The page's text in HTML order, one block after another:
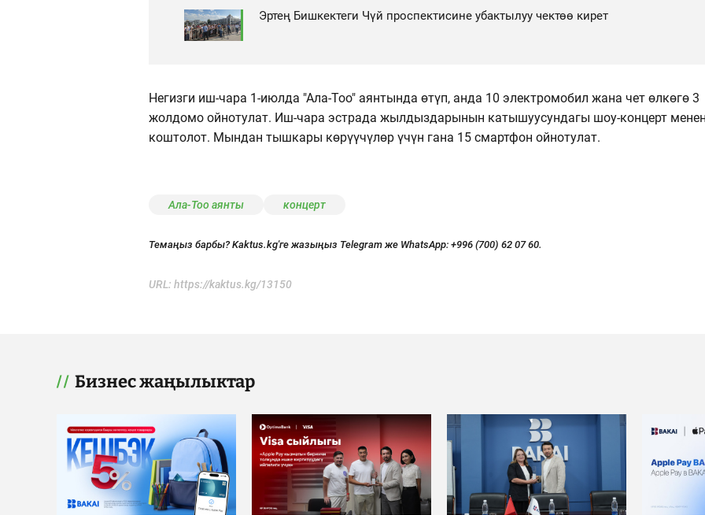
Эртең Бишкектеги Чүй проспектисине убактылуу чектөө кирет
Негизги иш-чара 1-июлда "Ала-Тоо" аянтында өтүп, анда 10 электромобил жана чет өлкөгө 3
жолдомо ойнотулат. Иш-чара эстрада жылдыздарынын катышуусундагы шоу-концерт
коштолот. Мындан тышкары көрүүчүлөр үчүн гана 15 смартфон ойнотулат.
Ала-Тоо аянты концерт
Темаңыз барбы? Kaktus.kg'ге жазыңыз Telegram же WhatsApp: +996 (700) 62 07 60.
URL: https://kaktus.kg/13150
Бизнес жаңылыктар